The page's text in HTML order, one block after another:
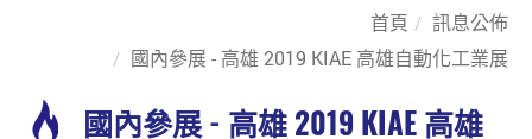
首頁
訊息公佈
國內參展 - 高雄 2019 KIAE 高雄自動化工業展
國內參展 - 高雄 2019 KIAE 高雄